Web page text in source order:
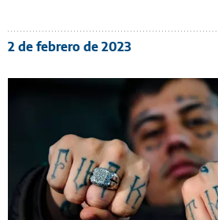
2 de febrero de 2023